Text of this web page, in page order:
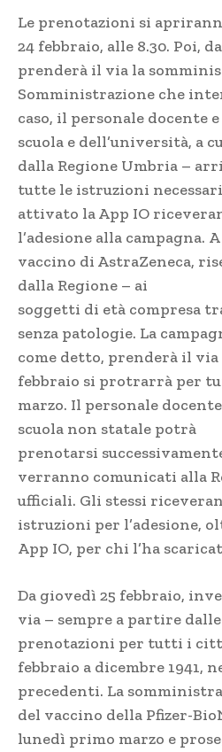
Le prenotazioni si
24 febbraio, alle 8.30. Poi,
prenderà il via la
Somministrazione che
caso, il personale docente
scuola e dell’università, a
dalla Regione Umbria –
tutte le istruzioni
attivato la App IO
l’adesione alla campagna.
vaccino di AstraZeneca,
dalla Regione – ai
soggetti di età compresa
senza patologie. La
come detto, prenderà il via
febbraio si protrarrà per
marzo. Il personale
scuola non statale potrà
prenotarsi
verranno comunicati alla
ufficiali. Gli stessi
istruzioni per l’adesione,
App IO, per chi l’ha
Da giovedì 25 febbraio,
via – sempre a partire dalle
prenotazioni per tutti i
febbraio a dicembre 1941,
precedenti. La
del vaccino della Pfizer-
lunedì primo marzo e